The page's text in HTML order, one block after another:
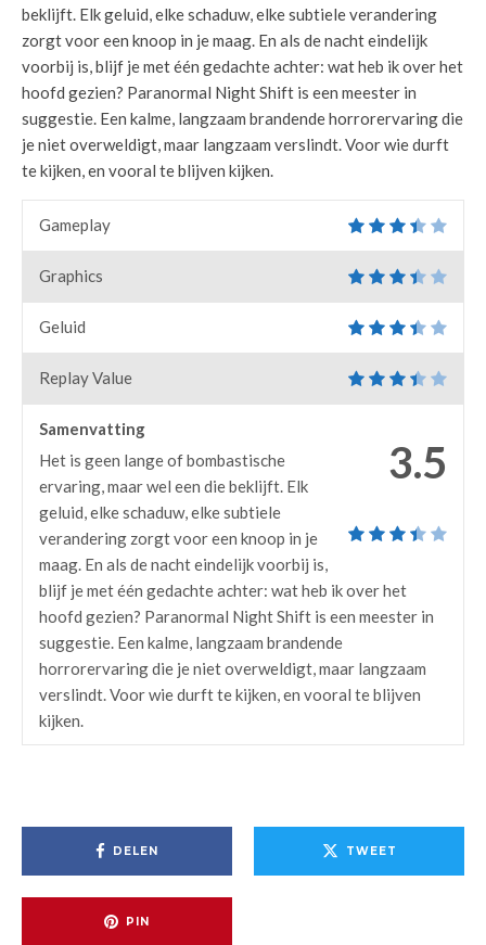
beklijft. Elk geluid, elke schaduw, elke subtiele verandering
zorgt voor een knoop in je maag. En als de nacht eindelijk
voorbij is, blijf je met één gedachte achter: wat heb ik over het
hoofd gezien? Paranormal Night Shift is een meester in
suggestie. Een kalme, langzaam brandende horrorervaring die
je niet overweldigt, maar langzaam verslindt. Voor wie durft
te kijken, en vooral te blijven kijken.
Gameplay
Graphics
Geluid
Replay Value
3.5
Samenvatting
Het is geen lange of bombastische
ervaring, maar wel een die beklijft. Elk
geluid, elke schaduw, elke subtiele
verandering zorgt voor een knoop in je
maag. En als de nacht eindelijk voorbij is,
blijf je met één gedachte achter: wat heb ik over het
hoofd gezien? Paranormal Night Shift is een meester in
suggestie. Een kalme, langzaam brandende
horrorervaring die je niet overweldigt, maar langzaam
verslindt. Voor wie durft te kijken, en vooral te blijven
kijken.
DELEN TWEET
PIN